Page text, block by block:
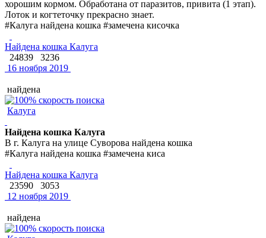
хорошим кормом. Обработана от паразитов, привита (1 этап).
Лоток и когтеточку прекрасно знает.
#Калуга найдена кошка #замечена кисочка
Найдена кошка Калуга
24839
3236
16 ноября 2019
найдена
Калуга
Найдена кошка Калуга
В г. Калуга на улице Суворова найдена кошка
#Калуга найдена кошка #замечена киса
Найдена кошка Калуга
23590
3053
12 ноября 2019
найдена